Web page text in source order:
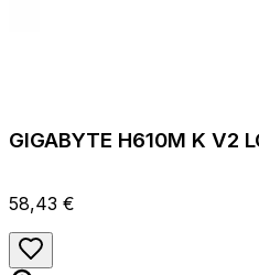
GIGABYTE H610M K V2
58,43 €